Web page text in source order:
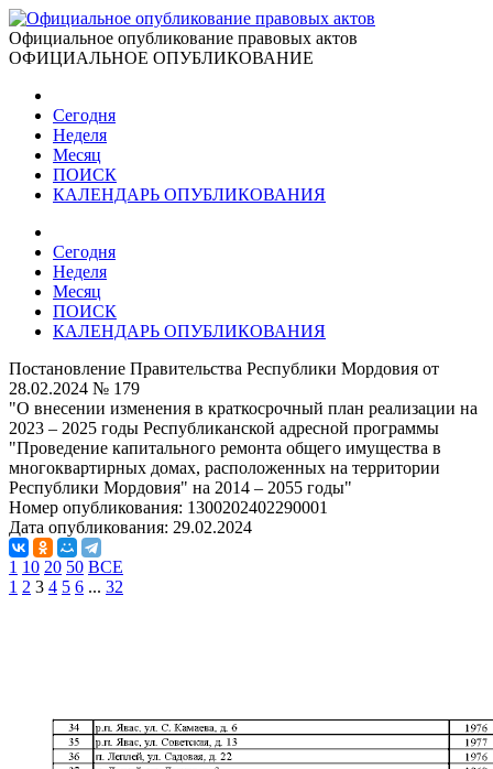
Официальное опубликование правовых актов
ОФИЦИАЛЬНОЕ ОПУБЛИКОВАНИЕ
Сегодня
Неделя
Месяц
ПОИСК
КАЛЕНДАРЬ ОПУБЛИКОВАНИЯ
Сегодня
Неделя
Месяц
ПОИСК
КАЛЕНДАРЬ ОПУБЛИКОВАНИЯ
Постановление Правительства Республики Мордовия от
28.02.2024 № 179
"О внесении изменения в краткосрочный план реализации на
2023 – 2025 годы Республиканской адресной программы
"Проведение капитального ремонта общего имущества в
многоквартирных домах, расположенных на территории
Республики Мордовия" на 2014 – 2055 годы"
Номер опубликования: 1300202402290001
Дата опубликования: 29.02.2024
1 10 20 50 ВСЕ
1 2 3 4 5 6 ... 32